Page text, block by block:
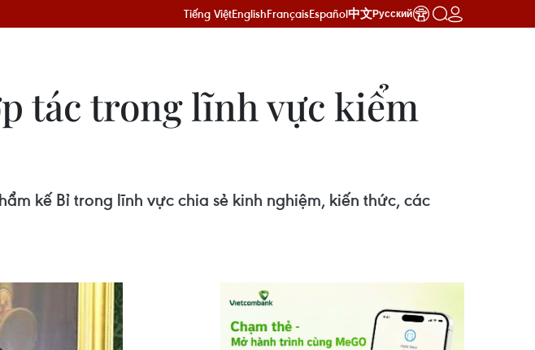
Tiếng ViệtEnglishFrançaisEspañol中文Русский
tác trong lĩnh vực kiểm
kế Bỉ trong lĩnh vực chia sẻ kinh nghiệm, kiến thức, các